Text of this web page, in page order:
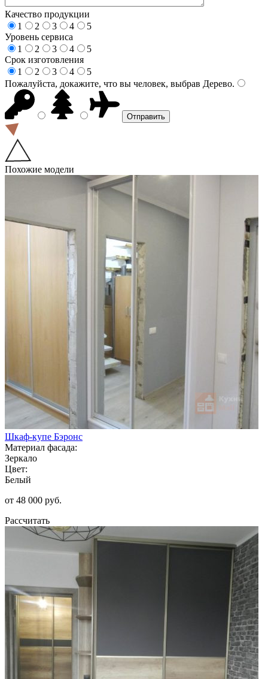
Качество продукции
1
2 3 4
5
Уровень сервиса
1
2 3 4
5
Срок изготовления
1
2 3 4
5
Пожалуйста, докажите, что вы человек, выбрав Дерево.
Похожие модели
Шкаф-купе Бэронс
Материал фасада:
Зеркало
Цвет:
Белый
от 48 000 руб.
Рассчитать